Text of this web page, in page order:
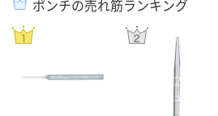
ポンチの売れ筋ランキング